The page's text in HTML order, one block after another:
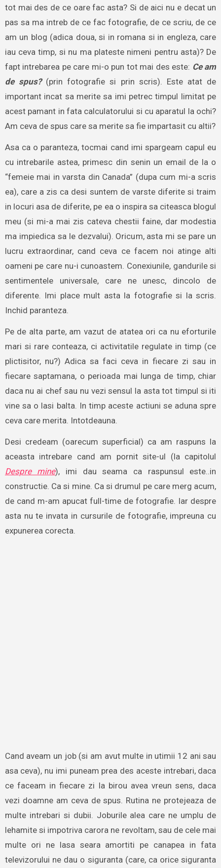
tot mai des de ce oare fac asta? Si de aici nu e decat un
pas sa ma intreb de ce fac fotografie, de ce scriu, de ce
am un blog (adica doua, si in romana si in engleza, care
iau ceva timp, si nu ma plateste nimeni pentru asta)? De
fapt intrebarea pe care mi-o pun tot mai des este: Ce am
de spus?(prin fotografie si prin scris). Este atat de
important incat sa merite sa imi petrec timpul limitat pe
acest pamant in fata calculatorului si cu aparatul la ochi?
Am ceva de spus care sa merite sa fie impartasit cu altii?
Asa ca o paranteza, tocmai cand imi spargeam capul eu
cu intrebarile astea, primesc din senin un email de la o
“femeie mai in varsta din Canada” (dupa cum mi-a scris
ea), care a zis ca desi suntem de varste diferite si traim
in locuri asa de diferite, pe ea o inspira sa citeasca blogul
meu (si mi-a mai zis cateva chestii faine, dar modestia
ma impiedica sa le dezvalui). Oricum, asta mi se pare un
lucru extraordinar, cand ceva ce facem noi atinge alti
oameni pe care nu-i cunoastem. Conexiunile, gandurile si
sentimentele universale, care ne unesc, dincolo de
diferente. Imi place mult asta la fotografie si la scris.
Inchid paranteza.
Pe de alta parte, am vazut de atatea ori ca nu eforturile
mari si rare conteaza, ci activitatile regulate in timp (ce
plictisitor, nu?) Adica sa faci ceva in fiecare zi sau in
fiecare saptamana, o perioada mai lunga de timp, chiar
daca nu ai chef sau nu vezi sensul la asta tot timpul si iti
vine sa o lasi balta. In timp aceste actiuni se aduna spre
ceva care merita. Intotdeauna.
Desi credeam (oarecum superficial) ca am raspuns la
aceasta intrebare cand am pornit site-ul (la capitolul
Despre mine), imi dau seama ca raspunsul este..in
constructie. Ca si mine. Ca si drumul pe care merg acum,
de cand m-am apucat full-time de fotografie. Iar despre
asta nu te invata in cursurile de fotografie, impreuna cu
expunerea corecta.
Cand aveam un job (si am avut multe in utimii 12 ani sau
asa ceva), nu imi puneam prea des aceste intrebari, daca
ce faceam in fiecare zi la birou avea vreun sens, daca
vezi doamne am ceva de spus. Rutina ne protejeaza de
multe intrebari si dubii. Joburile alea care ne umplu de
lehamite si impotriva carora ne revoltam, sau de cele mai
multe ori ne lasa seara amortiti pe canapea in fata
televizorului ne dau o siguranta (care, ca orice siguranta